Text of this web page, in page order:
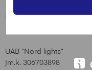
UAB “Nord lights”
Įm.k. 306703898